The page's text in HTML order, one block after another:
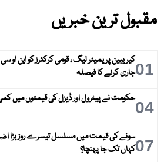
مقبول ترین خبریں
01جاری کرنے کا فیصلہ
04حکومت نے پیٹرول اور ڈیزل کی قیمتوں میں
07سونے کی قیمت میں مسلسل تیسرے روز بڑا
کہاں تک جا پہنچا؟